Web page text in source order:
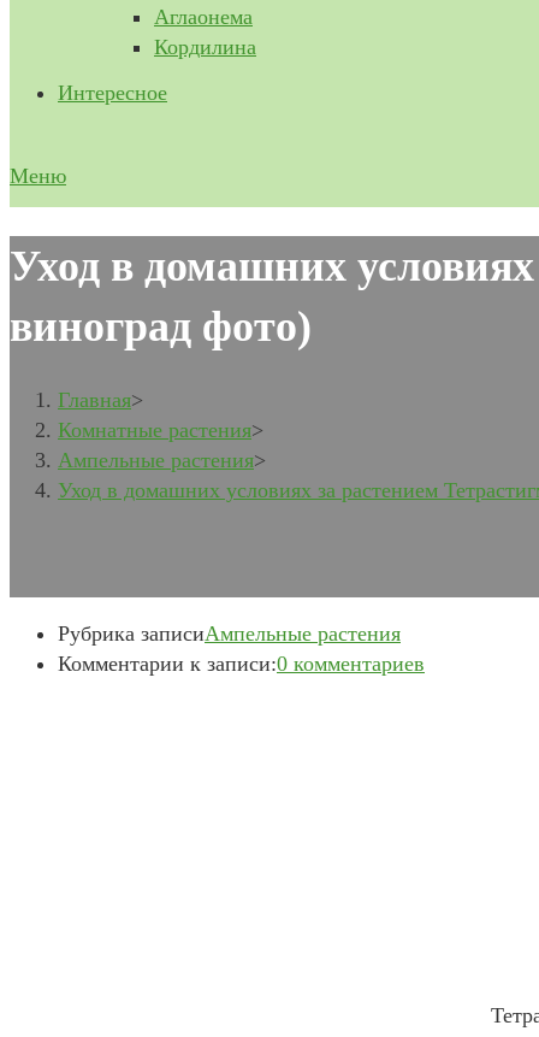
Аглаонема
Кордилина
Интересное
Меню
Уход в домашних
виноград фото)
Главная>
Комнатные растения>
Ампельные растения>
Уход в домашних условиях за растением
Рубрика записиАмпельные растения
Комментарии к записи:0 комментариев